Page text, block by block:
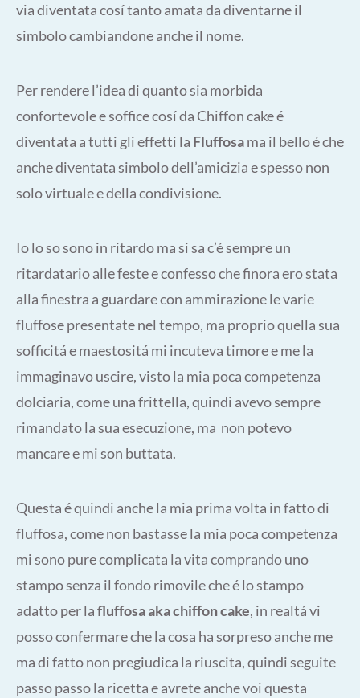
via diventata cosí tanto amata da diventarne il
simbolo cambiandone anche il nome.
Per rendere l’idea di quanto sia morbida
confortevole e soffice cosí da Chiffon cake é
diventata a tutti gli effetti la Fluffosama il bello é che
anche diventata simbolo dell’amicizia e spesso non
solo virtuale e della condivisione.
Io lo so sono in ritardo ma si sa c’é sempre un
ritardatario alle feste e confesso che finora ero stata
alla finestra a guardare con ammirazione le varie
fluffose presentate nel tempo, ma proprio quella sua
sofficitá e maestositá mi incuteva timore e me la
immaginavo uscire, visto la mia poca competenza
dolciaria, come una frittella, quindi avevo sempre
rimandato la sua esecuzione, ma non potevo
mancare e mi son buttata.
Questa é quindi anche la mia prima volta in fatto di
fluffosa, come non bastasse la mia poca competenza
mi sono pure complicata la vita comprando uno
stampo senza il fondo rimovile che é lo stampo
adatto per lafluffosa aka chiffon cake, in realtá vi
posso confermare che la cosa ha sorpreso anche me
ma di fatto non pregiudica la riuscita, quindi seguite
passo passo la ricetta e avrete anche voi questa